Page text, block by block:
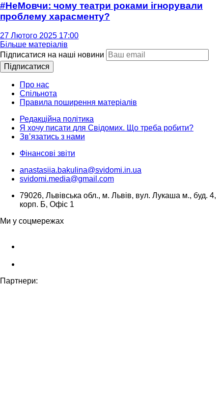
#НеМовчи: чому театри роками ігнорували
проблему харасменту?
27 Лютого 2025 17:00
Більше матеріалів
Підписатися на наші новини
Підписатися
Про нас
Спільнота
Правила поширення матеріалів
Редакційна політика
Я хочу писати для Свідомих. Що треба робити?
Зв’язатись з нами
Фінансові звіти
anastasiia.bakulina@svidomi.in.ua
svidomi.media@gmail.com
79026, Львівська обл., м. Львів, вул. Лукаша м., буд. 4,
корп. Б, Офіс 1
Ми у соцмережах
Партнери: